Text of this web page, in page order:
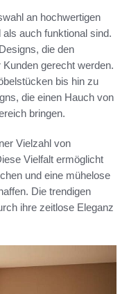
an hochwertigen
auch funktional sind.
die den
gerecht werden.
bis hin zu
die einen Hauch von
bringen.
Vielzahl von
Vielfalt ermöglicht
und eine mühelose
Die trendigen
ihre zeitlose Eleganz